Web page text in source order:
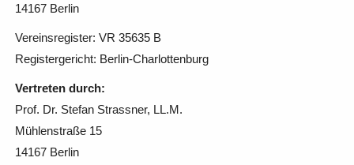
14167 Berlin
Vereinsregister: VR 35635 B
Registergericht: Berlin-Charlottenburg
Vertreten durch:
Prof. Dr. Stefan Strassner, LL.M.
Mühlenstraße 15
14167 Berlin